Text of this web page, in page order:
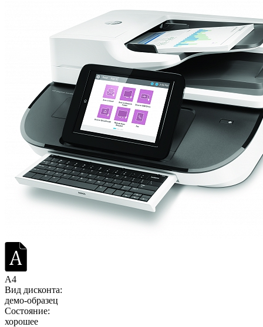
A4
Вид дисконта:
демо-образец
Состояние:
хорошее